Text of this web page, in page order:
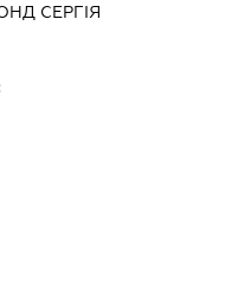
СЕРГІЯ